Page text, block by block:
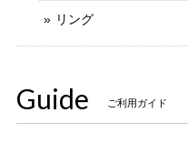
リング
Guide ご利用ガイド